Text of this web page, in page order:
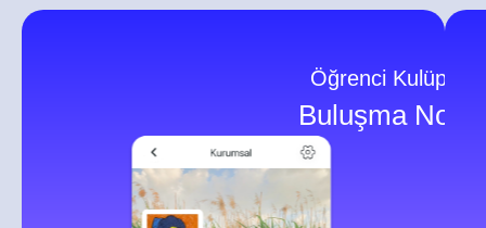
Öğrenci
Buluşma